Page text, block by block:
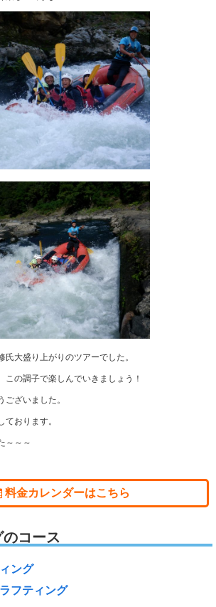
氏大盛り上がりのツアーでした。
この調子で楽しんでいきましょう！
ざいました。
ております。
～～～
料金カレンダーはこちら
コース
ング
フティング